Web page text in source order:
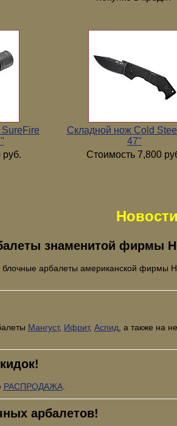
руб.
Складной нож Cold
47"
Стоимость 7,800
Новости
знаменитой фирмы
блочные арбалеты американской фирмы
Мангуст, Ифрит, Аспид , а также на
РАСПРОДАЖА.
арбалетов!